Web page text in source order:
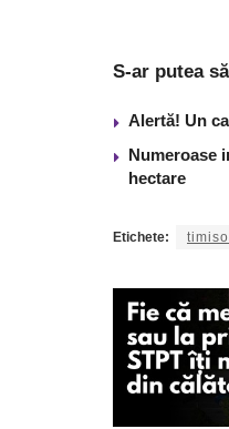
S-ar putea
Alertă! Un
Numeroase
hectare
Etichete: